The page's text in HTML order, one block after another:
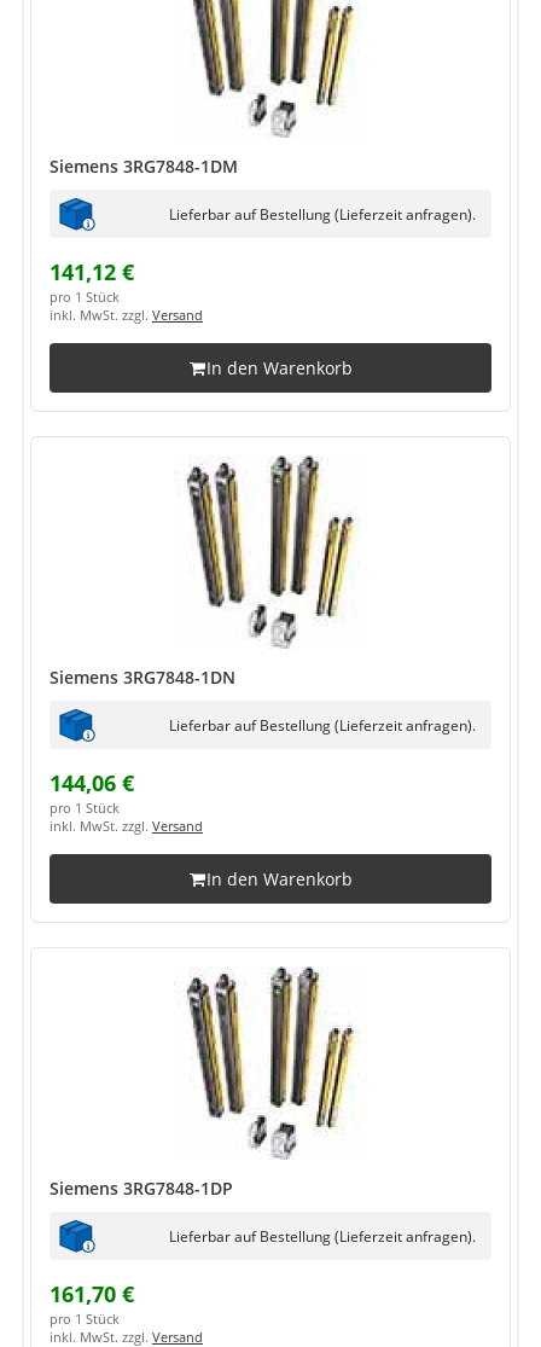
Siemens 3RG7848-1DM
Lieferbar auf Bestellung (Lieferzeit anfragen).
141,12 €
pro 1 Stück
inkl. MwSt. zzgl. Versand
In den Warenkorb
Siemens 3RG7848-1DN
Lieferbar auf Bestellung (Lieferzeit anfragen).
144,06 €
pro 1 Stück
inkl. MwSt. zzgl. Versand
In den Warenkorb
Siemens 3RG7848-1DP
Lieferbar auf Bestellung (Lieferzeit anfragen).
161,70 €
pro 1 Stück
inkl. MwSt. zzgl. Versand